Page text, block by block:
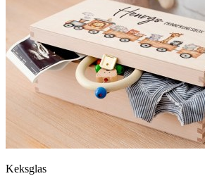
Keksglas